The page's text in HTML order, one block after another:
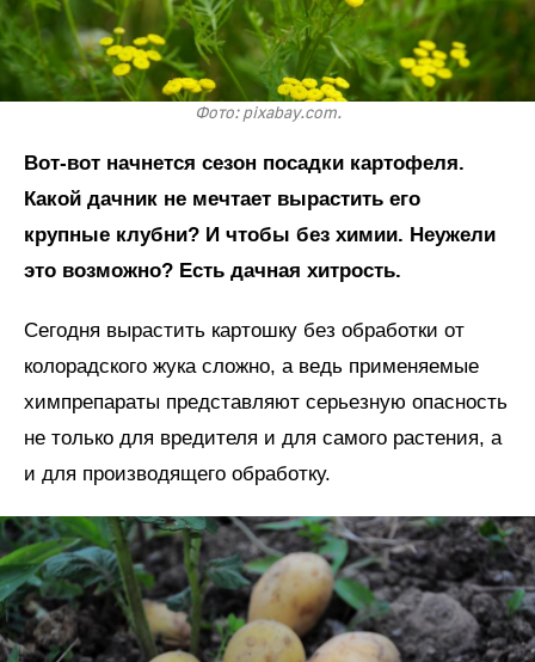
Фото: pixabay.com.
Вот-вот начнется сезон посадки картофеля.
Какой дачник не мечтает вырастить его
крупные клубни? И чтобы без химии. Неужели
это возможно? Есть дачная хитрость.
Сегодня вырастить картошку без обработки от
колорадского жука сложно, а ведь применяемые
химпрепараты представляют серьезную опасность
не только для вредителя и для самого растения, а
и для производящего обработку.